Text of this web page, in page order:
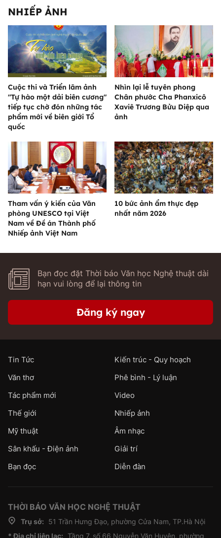
NHIẾP ẢNH
Cuộc thi và Triển lãm ảnh
"Tự hào một dải biên cương"
tiếp tục chờ đón những tác
phẩm mới về biên giới Tổ
quốc
Nhìn lại lễ tuyên phong
Chân phước Cha Phanxicô
Xaviê Trương Bửu Diệp qua
ảnh
Tham vấn ý kiến của Văn
phòng UNESCO tại Việt
Nam về Đề án Thành phố
Nhiếp ảnh Việt Nam
10 bức ảnh ẩm thực đẹp
nhất năm 2026
Bạn đọc đặt Thời báo Văn học Nghệ thuật dài
hạn vui lòng để lại thông tin
Đăng ký ngay
Tin Tức
Kiến trúc - Quy hoạch
Văn thơ
Phê bình - Lý luận
Tác phẩm mới
Video
Thế giới
Nhiếp ảnh
Mỹ thuật
Âm nhạc
Sân khấu - Điện ảnh
Giải trí
Bạn đọc
Diễn đàn
THỜI BÁO VĂN HỌC NGHỆ THUẬT
Trụ sở:
51 Trần Hưng Đạo, phường Cửa Nam, TP.Hà Nội
* Địa chỉ liên lạc: Tầng 7, số 66 Nguyễn Văn Huyên, phường